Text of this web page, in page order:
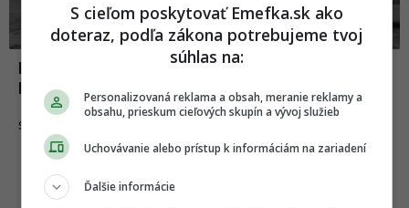
Majú sa Slováci obávať únosu školákov?
Polícia vyzýva na opatrnosť
SLOVENSKO
S cieľom poskytovať Emefka.sk ako
doteraz, podľa zákona potrebujeme tvoj
súhlas na:
Personalizovaná reklama a obsah, meranie reklamy a
obsahu, prieskum cieľových skupín a vývoj služieb
Uchovávanie alebo prístup k informáciám na zariadení
Ďalšie informácie